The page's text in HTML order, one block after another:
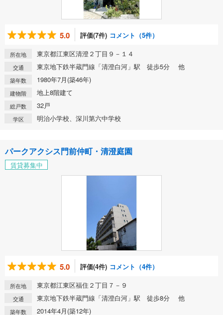
5.0 評価(7件) コメント（5件）
所在地 東京都江東区清澄２丁目９－１４
交通 東京地下鉄半蔵門線「清澄白河」駅 徒歩5分 他
築年数 1980年7月(築46年)
建物階 地上8階建て
総戸数 32戸
学区 明治小学校、深川第六中学校
パークアクシス門前仲町・清澄庭園
賃貸募集中
5.0 評価(4件) コメント（4件）
所在地 東京都江東区福住２丁目７－９
交通 東京地下鉄半蔵門線「清澄白河」駅 徒歩8分 他
築年数 2014年4月(築12年)